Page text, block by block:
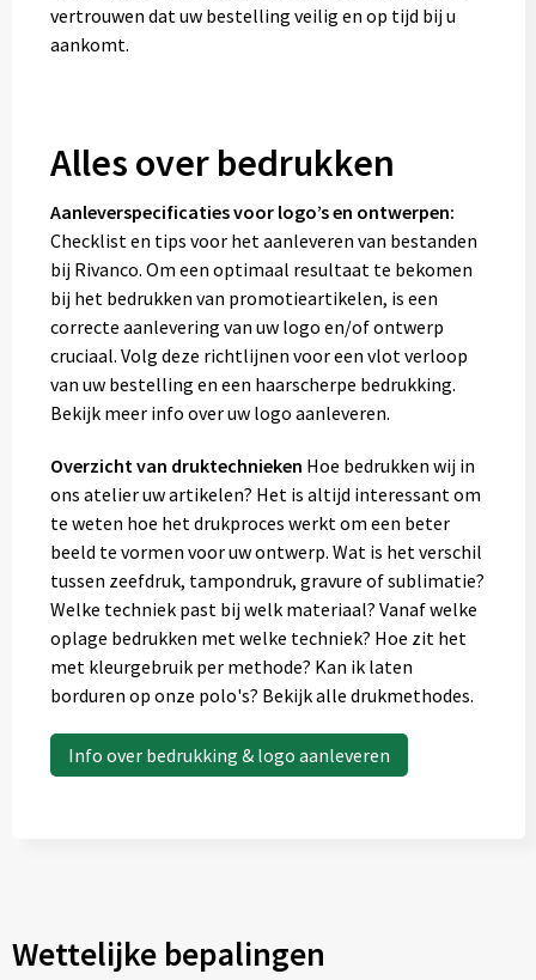
vertrouwen dat uw bestelling veilig en op tijd bij u
aankomt.
Alles over bedrukken
Aanleverspecificaties voor logo’s en ontwerpen:
Checklist en tips voor het aanleveren van bestanden
bij Rivanco. Om een optimaal resultaat te bekomen
bij het bedrukken van promotieartikelen, is een
correcte aanlevering van uw logo en/of ontwerp
cruciaal. Volg deze richtlijnen voor een vlot verloop
van uw bestelling en een haarscherpe bedrukking.
Bekijk meer info over uw logo aanleveren.
Overzicht van druktechnieken Hoe bedrukken wij in
ons atelier uw artikelen? Het is altijd interessant om
te weten hoe het drukproces werkt om een beter
beeld te vormen voor uw ontwerp. Wat is het verschil
tussen zeefdruk, tampondruk, gravure of sublimatie?
Welke techniek past bij welk materiaal? Vanaf welke
oplage bedrukken met welke techniek? Hoe zit het
met kleurgebruik per methode? Kan ik laten
borduren op onze polo's? Bekijk alle drukmethodes.
Info over bedrukking & logo aanleveren
Wettelijke bepalingen